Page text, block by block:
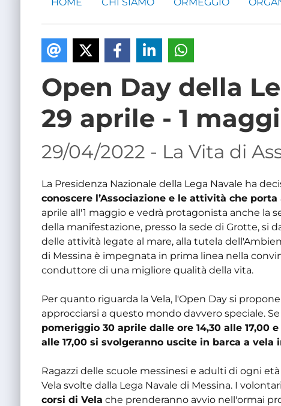
Open Day della
29 aprile - 1
29/04/2022 - La Vita di
La Presidenza Nazionale della Lega Navale ha
conoscere l’Associazione e le attività che
aprile all'1 maggio e vedrà protagonista anche la
della manifestazione, presso la sede di Grotte, si
delle attività legate al mare, alla tutela
di Messina è impegnata in prima linea nella
conduttore di una migliore qualità della vita.
Per quanto riguarda la Vela, l'Open Day si
approcciarsi a questo mondo davvero speciale.
pomeriggio 30 aprile dalle ore 14,30 alle 17,00
alle 17,00 si svolgeranno uscite in barca a
Ragazzi delle scuole messinesi e adulti di ogni
Vela svolte dalla Lega Navale di Messina. I
corsi di Vela che prenderanno avvio nell'ormai